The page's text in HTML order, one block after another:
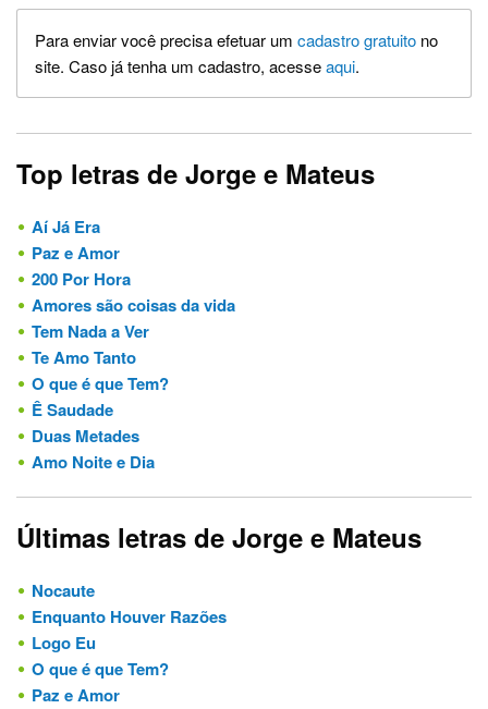
Para enviar você precisa efetuar um cadastro gratuito no
site. Caso já tenha um cadastro, acesseaqui.
Top letras de Jorge e Mateus
Aí Já Era
Paz e Amor
200 Por Hora
Amores são coisas da vida
Tem Nada a Ver
Te Amo Tanto
O que é que Tem?
Ê Saudade
Duas Metades
Amo Noite e Dia
Últimas letras de Jorge e Mateus
Nocaute
Enquanto Houver Razões
Logo Eu
O que é que Tem?
Paz e Amor